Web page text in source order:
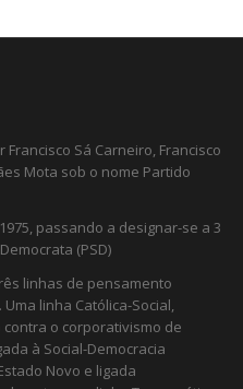
Sá Carneiro, Francisco
Mota sob o nome Partido
passando a designar-se a 3
(PSD)
linhas de pensamento
linha Católica-Social,
contra o corporativismo de
à Social-Democracia
Novo e ligada